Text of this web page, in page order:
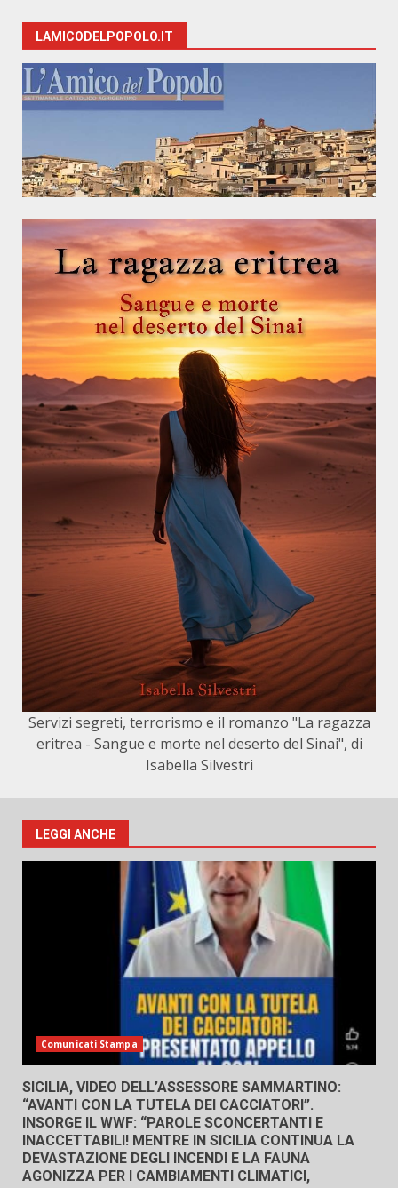
LAMICODELPOPOLO.IT
Servizi segreti, terrorismo e il romanzo "La ragazza
eritrea - Sangue e morte nel deserto del Sinai", di
Isabella Silvestri
LEGGI ANCHE
Comunicati Stampa
SICILIA, VIDEO DELL’ASSESSORE SAMMARTINO:
“AVANTI CON LA TUTELA DEI CACCIATORI”.
INSORGE IL WWF: “PAROLE SCONCERTANTI E
INACCETTABILI! MENTRE IN SICILIA CONTINUA LA
DEVASTAZIONE DEGLI INCENDI E LA FAUNA
AGONIZZA PER I CAMBIAMENTI CLIMATICI,